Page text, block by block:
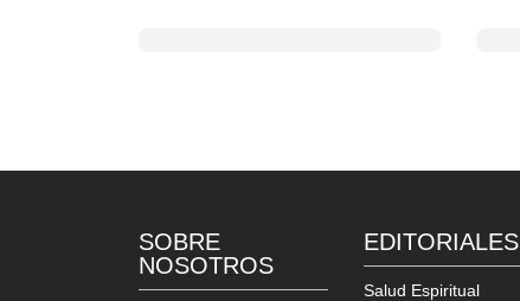
SOBRE
NOSOTROS
EDITORIALES
Salud Espiritual